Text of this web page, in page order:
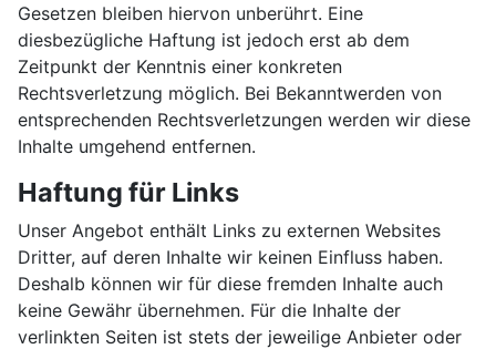
Gesetzen bleiben hiervon unberührt. Eine
diesbezügliche Haftung ist jedoch erst ab dem
Zeitpunkt der Kenntnis einer konkreten
Rechtsverletzung möglich. Bei Bekanntwerden von
entsprechenden Rechtsverletzungen werden wir diese
Inhalte umgehend entfernen.
Haftung für Links
Unser Angebot enthält Links zu externen Websites
Dritter, auf deren Inhalte wir keinen Einfluss haben.
Deshalb können wir für diese fremden Inhalte auch
keine Gewähr übernehmen. Für die Inhalte der
verlinkten Seiten ist stets der jeweilige Anbieter oder